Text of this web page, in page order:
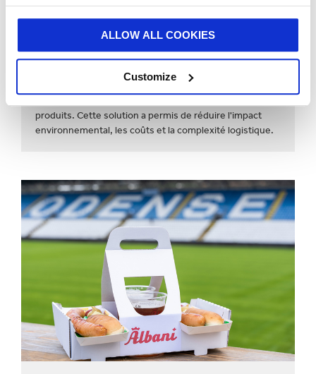
ALLOW ALL COOKIES
Customize
ÉTUDE DE CAS
En partenariat avec Smurfit Westrock, Alliance Laundry
Systems a remplacé les emballages rigides en mousse
plastique (EPS) par un emballage en carton ondulé
produits. Cette solution a permis de réduire l'impact
environnemental, les coûts et la complexité logistique.